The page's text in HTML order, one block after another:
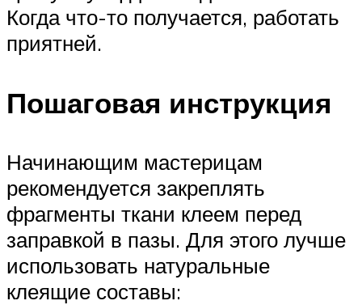
Когда что-то получается, работать
приятней.
Пошаговая инструкция
Начинающим мастерицам
рекомендуется закреплять
фрагменты ткани клеем перед
заправкой в пазы. Для этого лучше
использовать натуральные
клеящие составы: